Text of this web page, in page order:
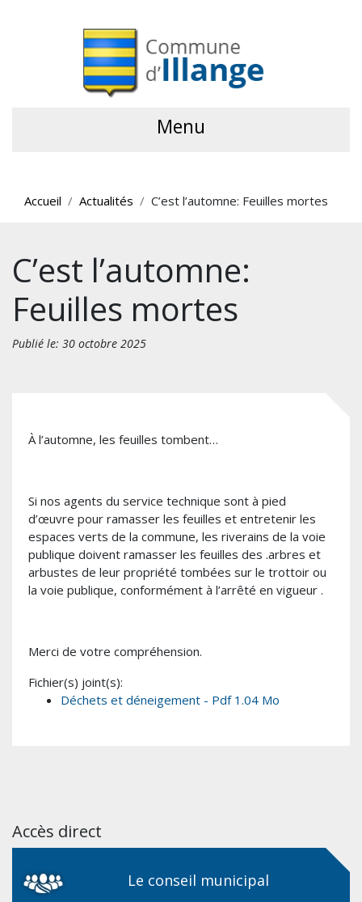
Menu
Accueil Actualités C’est l’automne: Feuilles mortes
C’est l’automne:
Feuilles mortes
Publié le: 30 octobre 2025
À l’automne, les feuilles tombent…
Si nos agents du service technique sont à pied
d’œuvre pour ramasser les feuilles et entretenir les
espaces verts de la commune, les riverains de la voie
publique doivent ramasser les feuilles des .arbres et
arbustes de leur propriété tombées sur le trottoir ou
la voie publique, conformément à l’arrêté en vigueur .
Merci de votre compréhension.
Fichier(s) joint(s):
Déchets et déneigement - Pdf 1.04 Mo
Accès direct
Le conseil municipal